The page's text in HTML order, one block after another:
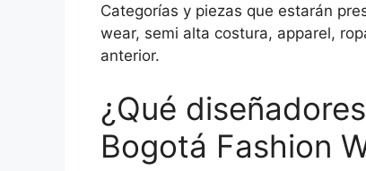
Categorías y piezas que estarán
wear, semi alta costura, apparel,
anterior.
¿Qué
Bogotá Fashion